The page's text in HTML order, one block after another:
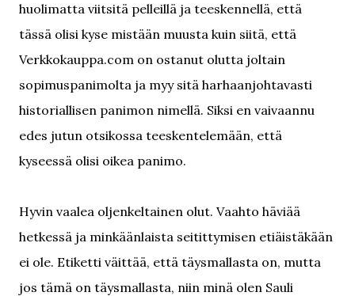
huolimatta viitsitä pelleillä ja teeskennellä, että
tässä olisi kyse mistään muusta kuin siitä, että
Verkkokauppa.com on ostanut olutta joltain
sopimuspanimolta ja myy sitä harhaanjohtavasti
historiallisen panimon nimellä. Siksi en vaivaannu
edes jutun otsikossa teeskentelemään, että
kyseessä olisi oikea panimo.
Hyvin vaalea oljenkeltainen olut. Vaahto häviää
hetkessä ja minkäänlaista seitittymisen etiäistäkään
ei ole. Etiketti väittää, että täysmallasta on, mutta
jos tämä on täysmallasta, niin minä olen Sauli